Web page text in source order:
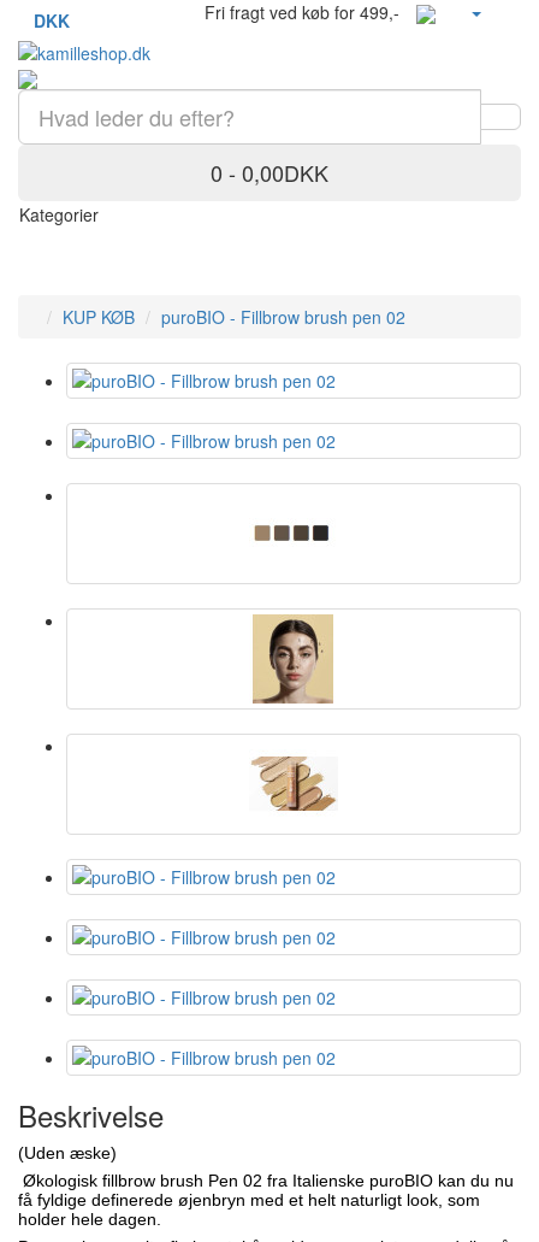
DKK Fri fragt ved køb for 499,-
0 - 0,00DKK
Kategorier
KUP KØB puroBIO - Fillbrow brush pen 02
Beskrivelse
(Uden æske)
Økologisk fillbrow brush Pen 02 fra Italienske puroBIO kan du nu
få fyldige definerede øjenbryn med et helt naturligt look, som
holder hele dagen.